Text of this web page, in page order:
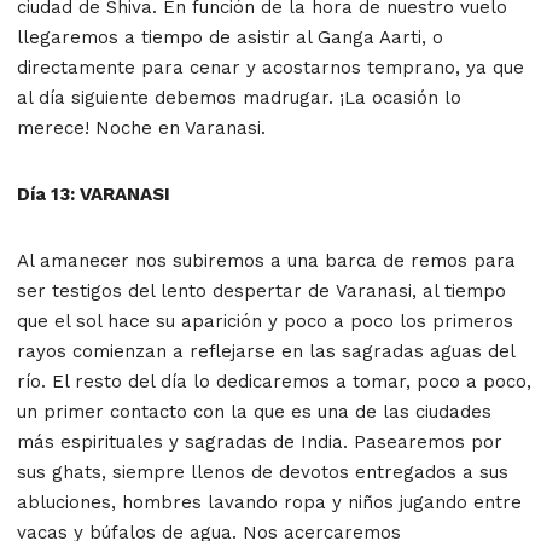
ciudad de Shiva. En función de la hora de nuestro vuelo
llegaremos a tiempo de asistir al Ganga Aarti, o
directamente para cenar y acostarnos temprano, ya que
al día siguiente debemos madrugar. ¡La ocasión lo
merece! Noche en Varanasi.
Día 13: VARANASI
Al amanecer nos subiremos a una barca de remos para
ser testigos del lento despertar de Varanasi, al tiempo
que el sol hace su aparición y poco a poco los primeros
rayos comienzan a reflejarse en las sagradas aguas del
río. El resto del día lo dedicaremos a tomar, poco a poco,
un primer contacto con la que es una de las ciudades
más espirituales y sagradas de India. Pasearemos por
sus ghats, siempre llenos de devotos entregados a sus
abluciones, hombres lavando ropa y niños jugando entre
vacas y búfalos de agua. Nos acercaremos